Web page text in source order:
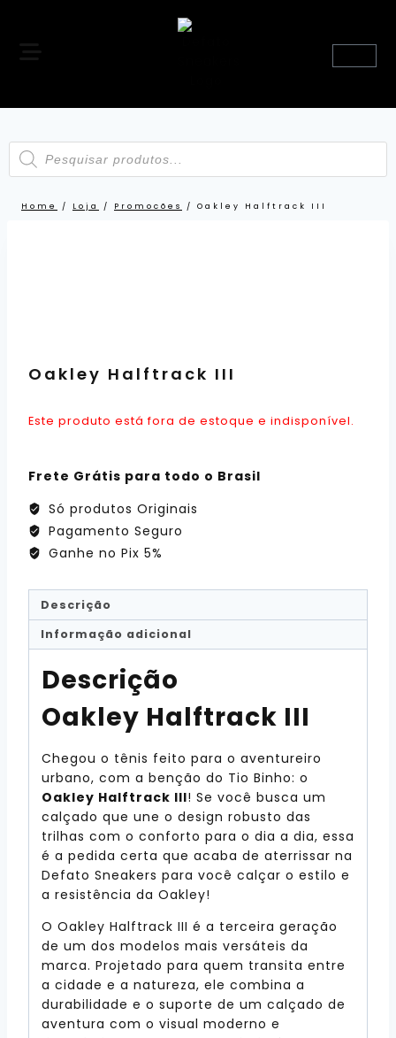
Home / Loja / Promocões / Oakley Halftrack III
Oakley Halftrack III
Este produto está fora de estoque e indisponível.
Frete Grátis para todo o Brasil
Só produtos Originais
Pagamento Seguro
Ganhe no Pix 5%
Descrição
Informação adicional
Descrição
Oakley Halftrack III
Chegou o tênis feito para o aventureiro
urbano, com a benção do Tio Binho: o
Oakley Halftrack III! Se você busca um
calçado que une o design robusto das
trilhas com o conforto para o dia a dia, essa
é a pedida certa que acaba de aterrissar na
Defato Sneakers para você calçar o estilo e
a resistência da Oakley!
O Oakley Halftrack III é a terceira geração
de um dos modelos mais versáteis da
marca. Projetado para quem transita entre
a cidade e a natureza, ele combina a
durabilidade e o suporte de um calçado de
aventura com o visual moderno e